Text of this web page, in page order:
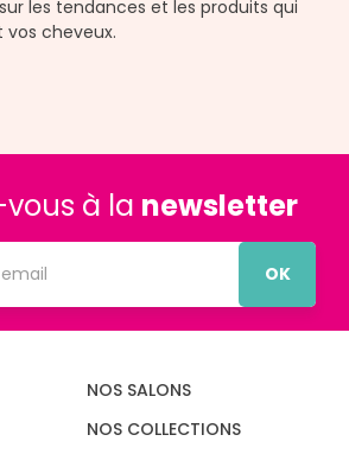
les tendances et les produits qui
cheveux.
à la newsletter
OK
NOS SALONS
NOS COLLECTIONS